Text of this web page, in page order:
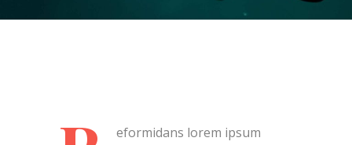
eformidans lorem ipsum